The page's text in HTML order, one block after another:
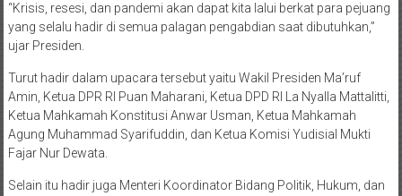
“Krisis, resesi, dan pandemi akan dapat kita lalui berkat para pejuang
yang selalu hadir di semua palagan pengabdian saat dibutuhkan,”
ujar Presiden.
Turut hadir dalam upacara tersebut yaitu Wakil Presiden Ma’ruf
Amin, Ketua DPR RI Puan Maharani, Ketua DPD RI La Nyalla Mattalitti,
Ketua Mahkamah Konstitusi Anwar Usman, Ketua Mahkamah
Agung Muhammad Syarifuddin, dan Ketua Komisi Yudisial Mukti
Fajar Nur Dewata.
Selain itu hadir juga Menteri Koordinator Bidang Politik, Hukum, dan